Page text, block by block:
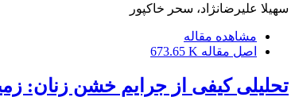
سهیلا علیرضانژاد، سحر خاکپور
مشاهده مقاله
اصل مقاله 673.65 K
تحلیلی کیفی از جرایم خشن زنان: